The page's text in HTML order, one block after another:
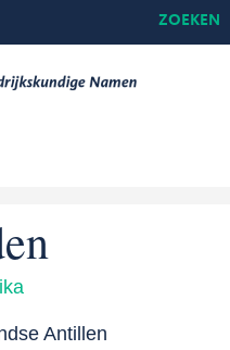
ZOEKEN
Antillen